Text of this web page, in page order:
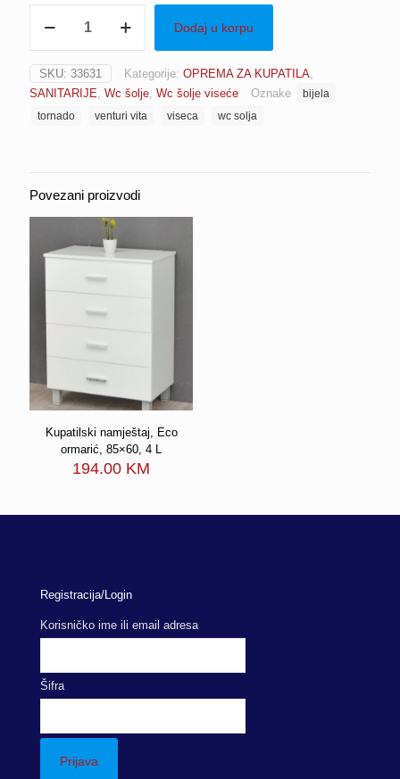
šolja
tornado
bijela
VENTURI
VITA
Dodaj u korpu
SKU: 33631 Kategorije: OPREMA ZA KUPATILA,
SANITARIJE, Wc šolje, Wc šolje viseće Oznake
bijela
tornado
venturi vita viseca wc solja
Povezani proizvodi
Kupatilski namještaj, Eco
ormarić, 85×60, 4 L
194.00 KM
Registracija/Login
Korisničko ime ili email adresa
Šifra